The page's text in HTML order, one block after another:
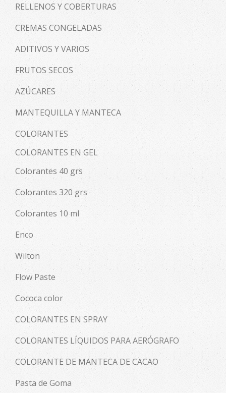
RELLENOS Y COBERTURAS
CREMAS CONGELADAS
ADITIVOS Y VARIOS
FRUTOS SECOS
AZÚCARES
MANTEQUILLA Y MANTECA
COLORANTES
COLORANTES EN GEL
Colorantes 40 grs
Colorantes 320 grs
Colorantes 10 ml
Enco
Wilton
Flow Paste
Cococa color
COLORANTES EN SPRAY
COLORANTES LÍQUIDOS PARA AERÓGRAFO
COLORANTE DE MANTECA DE CACAO
Pasta de Goma